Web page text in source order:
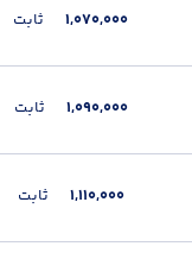
1,070,000 ثابت
1,090,000 ثابت
1,110,000 ثابت